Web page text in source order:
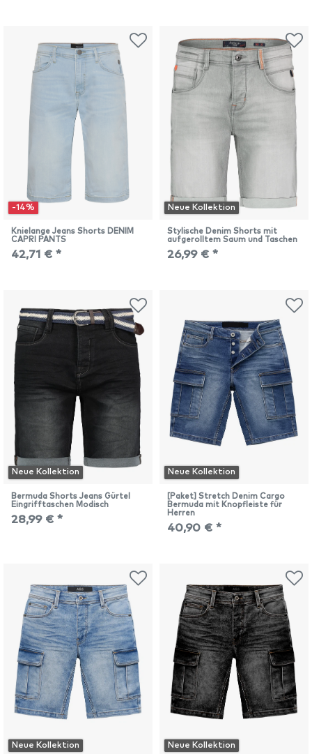
-14%
Knielange Jeans Shorts DENIM
CAPRI PANTS
42,71 € *
Neue Kollektion
Stylische Denim Shorts mit
aufgerolltem Saum und Taschen
26,99 € *
Neue Kollektion
Bermuda Shorts Jeans Gürtel
Eingrifftaschen Modisch
28,99 € *
Neue Kollektion
[Paket] Stretch Denim Cargo
Bermuda mit Knopfleiste für
Herren
40,90 € *
Neue Kollektion Neue Kollektion